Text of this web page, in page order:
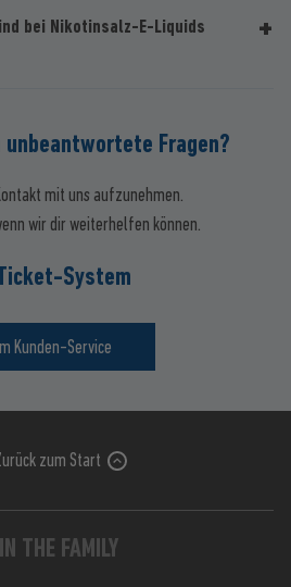
bei Nikotinsalz-E-Liquids
unbeantwortete Fragen?
mit uns aufzunehmen.
wir dir weiterhelfen können.
System
Kunden-Service
zum Start
THE FAMILY